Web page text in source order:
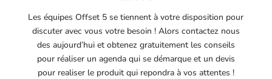
Les équipes Offset 5 se tiennent à votre disposition pour
discuter avec vous votre besoin ! Alors contactez nous
des aujourd’hui et obtenez gratuitement les conseils
pour réaliser un agenda qui se démarque et un devis
pour realiser le produit qui repondra à vos attentes !